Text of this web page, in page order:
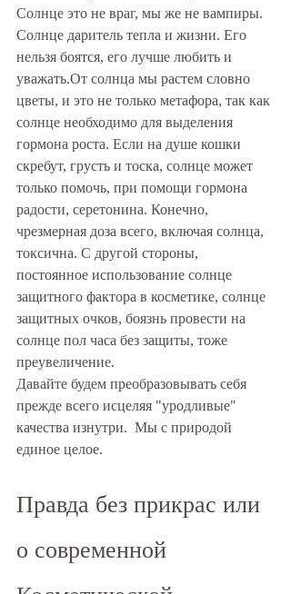
Солнце это не враг, мы же не вампиры.
Солнце даритель тепла и жизни. Его
нельзя боятся, его лучше любить и
уважать.От солнца мы растем словно
цветы, и это не только метафора, так как
солнце необходимо для выделения
гормона роста. Если на душе кошки
скребут, грусть и тоска, солнце может
только помочь, при помощи гормона
радости, серетонина. Конечно,
чрезмерная доза всего, включая солнца,
токсична. С другой стороны,
постоянное использование солнце
защитного фактора в косметике, солнце
защитных очков, боязнь провести на
солнце пол часа без защиты, тоже
преувеличение.
Давайте будем преобразовывать себя
прежде всего исцеляя "уродливые"
качества изнутри.  Мы с природой
единое целое.
Правда без прикрас или
о современной